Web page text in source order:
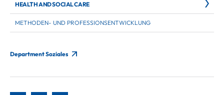
HEALTH AND SOCIAL CARE
METHODEN- UND PROFESSIONSENTWICKLUNG
Department Soziales